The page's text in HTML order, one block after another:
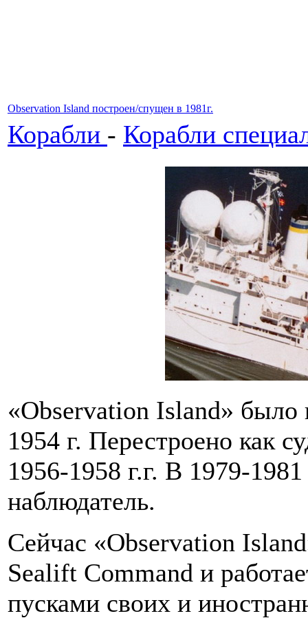
Observation Island построен/спущен в 1981г.
Корабли - Корабли
«Observation Island» было
1954 г. Перестроено как
1956-1958 г.г. В 1979-
наблюдатель.
Сейчас «Observation
Sealift Command и
пусками своих и